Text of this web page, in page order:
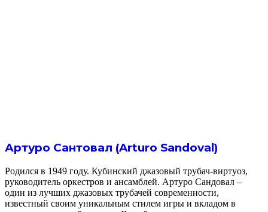
Артуро Сантовал (Arturo Sandoval)
Родился в 1949 году. Кубинский джазовый трубач-виртуоз,
руководитель оркестров и ансамблей. Артуро Сандовал –
один из лучших джазовых трубачей современности,
известный своим уникальным стилем игры и вкладом в